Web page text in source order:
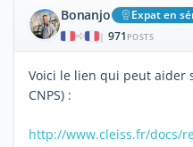
Bonanjo Expat en
| 971 POSTS
Voici le lien qui peut aider
CNPS) :
http://www.cleiss.fr/docs/